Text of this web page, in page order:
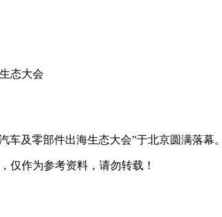
态大会
车及零部件出海生态大会”于北京圆满落幕。
仅作为参考资料，请勿转载！